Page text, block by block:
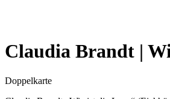
Claudia Brandt |
Doppelkarte